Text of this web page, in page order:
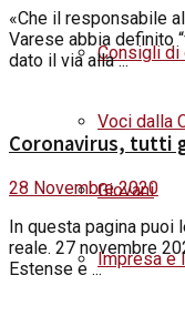
Consigli di
Voci dalla
Giovani
Impresa e
«Che il responsabile
Varese abbia definito
dato il via alla ...
Coronavirus, tutti
28 Novembre 2020
In questa pagina puoi
reale. 27 novembre
Estense e ...